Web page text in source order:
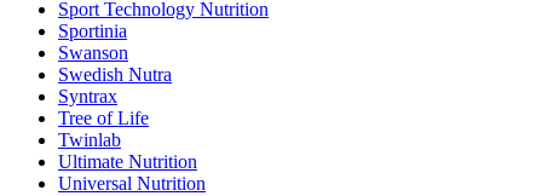
Sport Technology Nutrition
Sportinia
Swanson
Swedish Nutra
Syntrax
Tree of Life
Twinlab
Ultimate Nutrition
Universal Nutrition